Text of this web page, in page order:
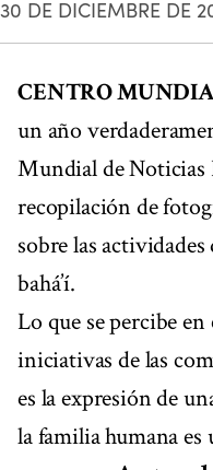
30 DE DICIEMBRE DE
CENTRO
un año
Mundial de Noticias
recopilación de
sobre las
bahá’í.
Lo que se percibe
iniciativas de las
es la expresión de
la familia humana es